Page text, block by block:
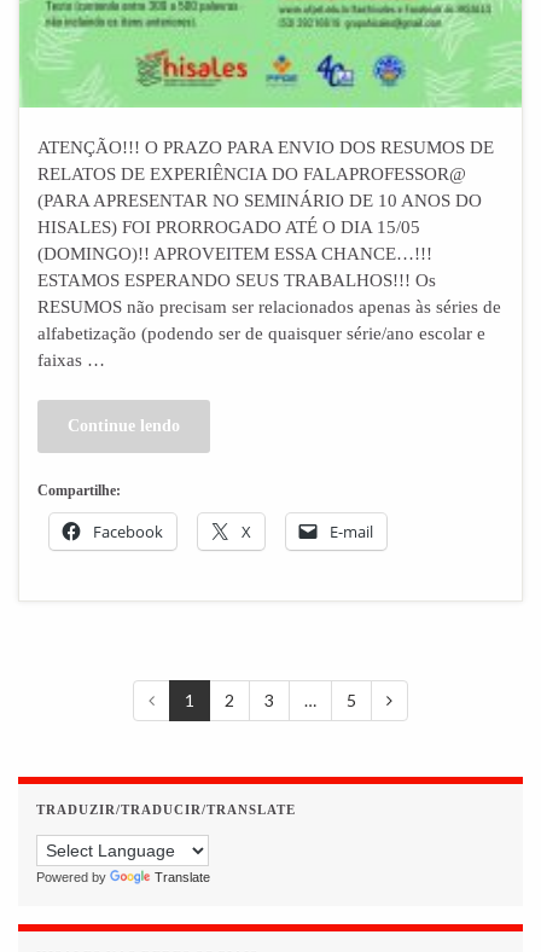
ATENÇÃO!!! O PRAZO PARA ENVIO DOS RESUMOS DE
RELATOS DE EXPERIÊNCIA DO FALAPROFESSOR@
(PARA APRESENTAR NO SEMINÁRIO DE 10 ANOS DO
HISALES) FOI PRORROGADO ATÉ O DIA 15/05
(DOMINGO)!! APROVEITEM ESSA CHANCE…!!!
ESTAMOS ESPERANDO SEUS TRABALHOS!!! Os
RESUMOS não precisam ser relacionados apenas às séries de
alfabetização (podendo ser de quaisquer série/ano escolar e
faixas …
Continue lendo
Compartilhe:
Facebook X E-mail
1 2 3 … 5
TRADUZIR/TRADUCIR/TRANSLATE
Powered by Translate